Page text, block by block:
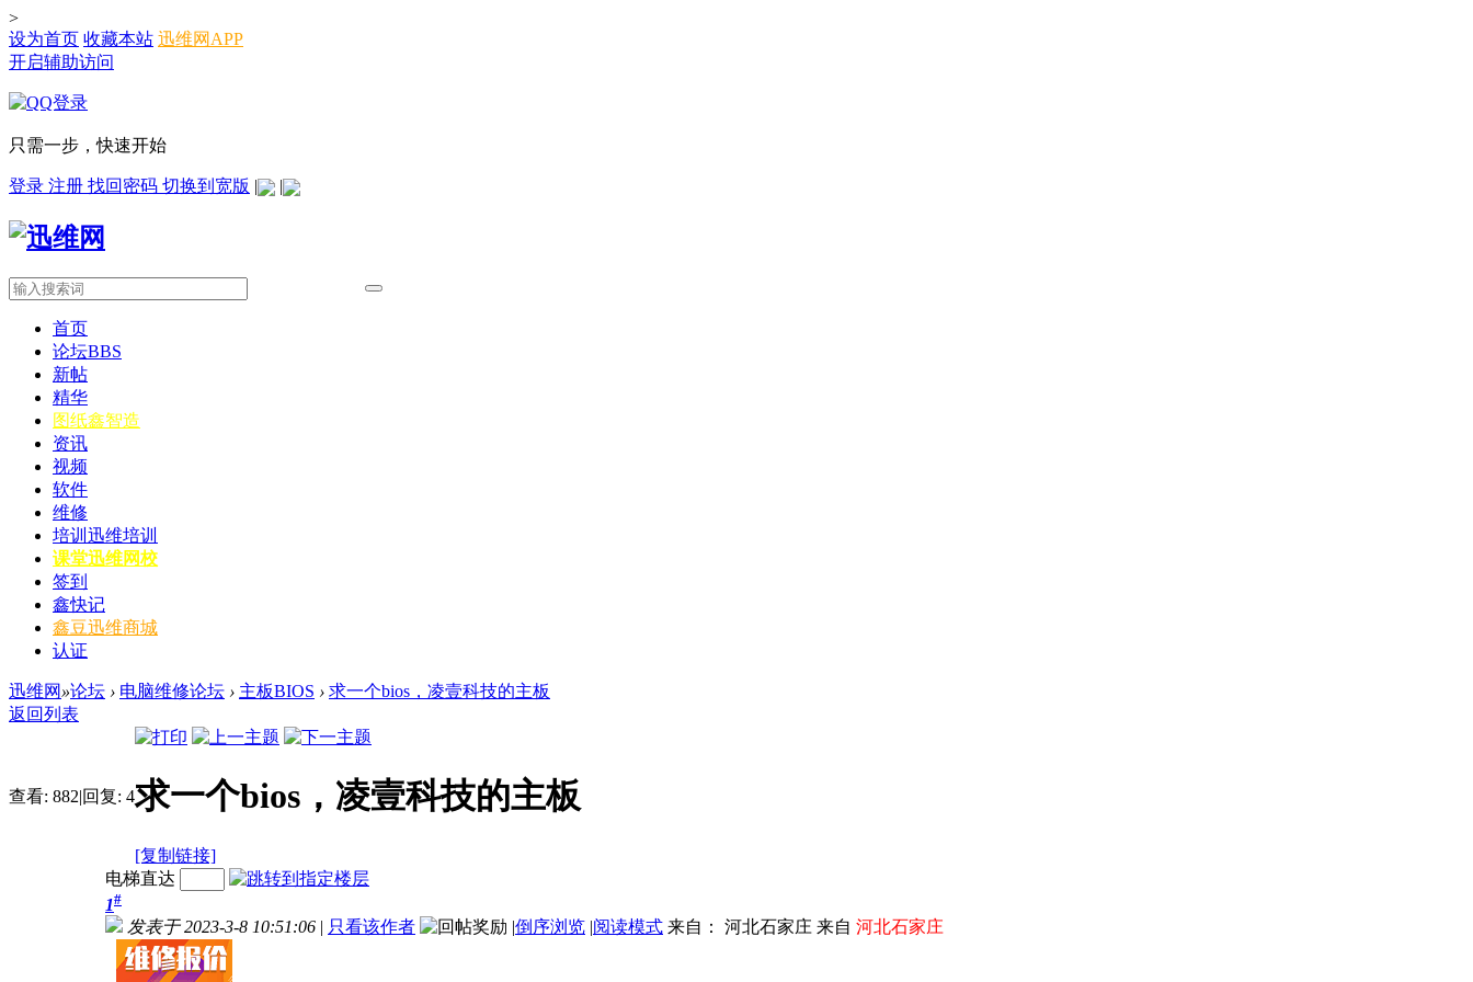
>
设为首页 收藏本站 迅维网APP
开启辅助访问
只需一步，快速开始
登录 注册 找回密码 切换到宽版 | |
首页
论坛BBS
新帖
精华
图纸鑫智造
资讯
视频
软件
维修
培训 迅维培训
课堂迅维网校
签到
鑫快记
鑫豆迅维商城
认证
迅维网 »论坛 › 电脑维修论坛 › 主板BIOS › 求一个bios，凌壹科技的主板
返回列表
查看: 882|回复: 4求一个bios，凌壹科技的主板
[复制链接]
电梯直达
1#
发表于 2023-3-8 10:51:06 | 只看该作者 |倒序浏览 |阅读模式 来自： 河北石家庄 来自 河北石家庄